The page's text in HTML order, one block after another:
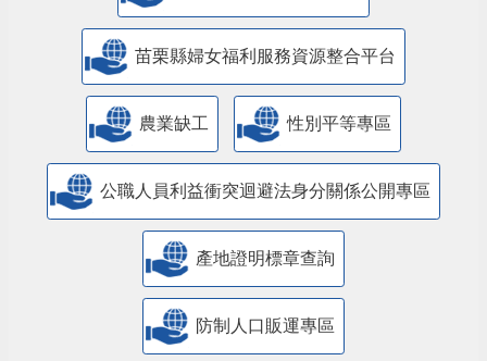
苗栗縣婦女福利服務資源整合平台
農業缺工 性別平等專區
公職人員利益衝突迴避法身分關係公開專區
產地證明標章查詢
防制人口販運專區